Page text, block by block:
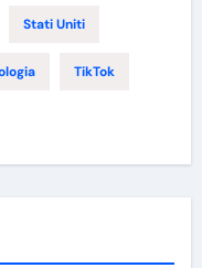
Stati Uniti
TikTok